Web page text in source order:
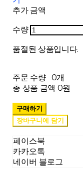
추가 금액
수량
품절된 상품입니다.
주문 수량 0개
총 상품 금액 0원
구매하기
장바구니에 담기
페이스북
카카오톡
네이버 블로그